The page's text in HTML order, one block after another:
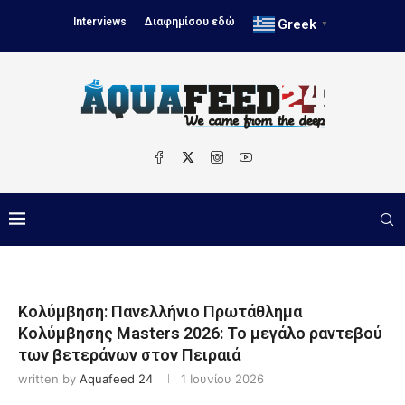
Interviews Διαφημίσου εδώ Greek ▼
Κολύμβηση: Πανελλήνιο Πρωτάθλημα
Κολύμβησης Masters 2026: Το μεγάλο ραντεβού
των βετεράνων στον Πειραιά
written by Aquafeed 24 1 Ιουνίου 2026